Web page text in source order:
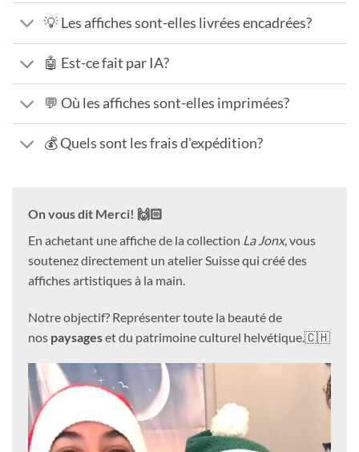
💡 Les affiches sont-elles livrées encadrées?
🤖 Est-ce fait par IA?
💬 Où les affiches sont-elles imprimées?
💰 Quels sont les frais d'expédition?
On vous dit Merci! 🙌🏻
En achetant une affiche de la collection La Jonx, vous
soutenez directement un atelier Suisse qui créé des
affiches artistiques à la main.
Notre objectif? Représenter toute la beauté de
nos paysageset du patrimoine culturel helvétique.🇨🇭